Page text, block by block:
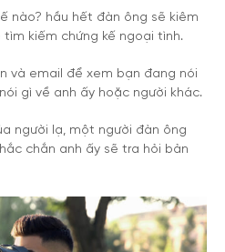
nào? hầu hết đàn ông sẽ kiêm
kiếm chứng kế ngoại tình.
và email để xem bạn đang nói
gì về anh ấy hoặc người khác.
người lạ, một người đàn ông
chắn anh ấy sẽ tra hỏi bản